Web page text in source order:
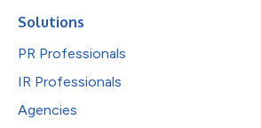
Solutions
PR Professionals
IR Professionals
Agencies